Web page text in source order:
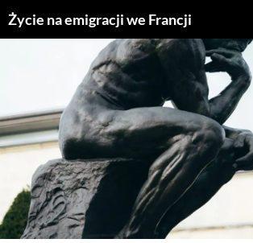
Przejdź
doŻycie na emigracji we Francji